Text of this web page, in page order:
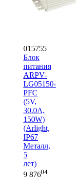
015755
Блок
питания
ARPV-
LG05150-
PFC
(5V,
30.0A,
150W)
(Arlight,
IP67
Металл,
5
лет)
9 87604